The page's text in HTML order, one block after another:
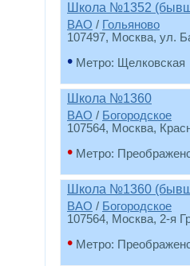
Школа №1352
ВАО / Гольяново
107497, Москва, ул.
• Метро: Щелковская
Школа №1360
ВАО / Богородское
107564, Москва,
• Метро:
Школа №1360
ВАО / Богородское
107564, Москва, 2-я
• Метро: